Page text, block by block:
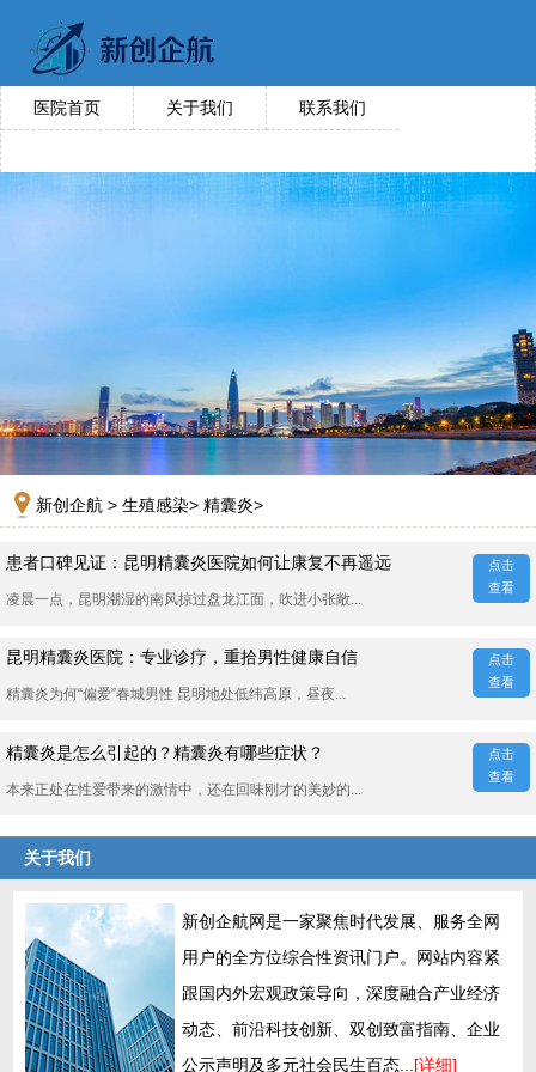
医院首页 关于我们 联系我们
新创企航 > 生殖感染> 精囊炎>
点击
查看
患者口碑见证：昆明精囊炎医院如何让康复不再遥远
凌晨一点，昆明潮湿的南风掠过盘龙江面，吹进小张敞...
点击
查看
昆明精囊炎医院：专业诊疗，重拾男性健康自信
精囊炎为何“偏爱”春城男性 昆明地处低纬高原，昼夜...
点击
查看
精囊炎是怎么引起的？精囊炎有哪些症状？
本来正处在性爱带来的激情中，还在回味刚才的美妙的...
关于我们
新创企航网是一家聚焦时代发展、服务全网
用户的全方位综合性资讯门户。网站内容紧
跟国内外宏观政策导向，深度融合产业经济
动态、前沿科技创新、双创致富指南、企业
公示声明及多元社会民生百态... [详细]